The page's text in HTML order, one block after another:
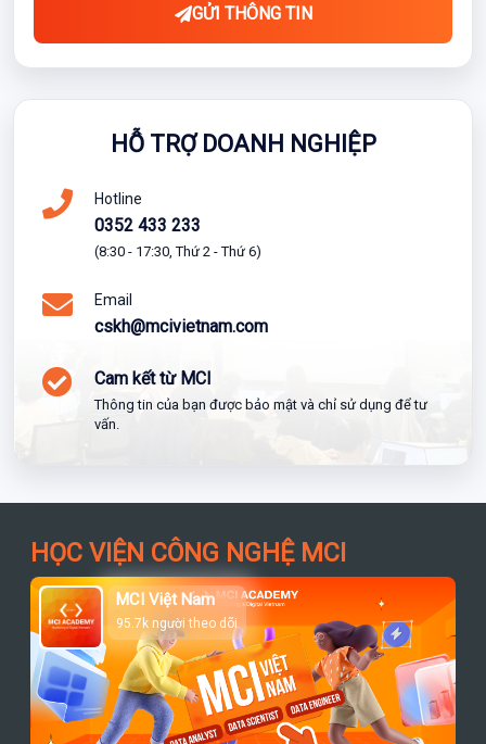
GỬI THÔNG TIN
HỖ TRỢ DOANH NGHIỆP
Hotline
0352 433 233
(8:30 - 17:30, Thứ 2 - Thứ 6)
Email
cskh@mcivietnam.com
Cam kết từ MCI
Thông tin của bạn được bảo mật và chỉ sử dụng để tư
vấn.
HỌC VIỆN CÔNG NGHỆ MCI
MCI Việt Nam
95.7k người theo dõi